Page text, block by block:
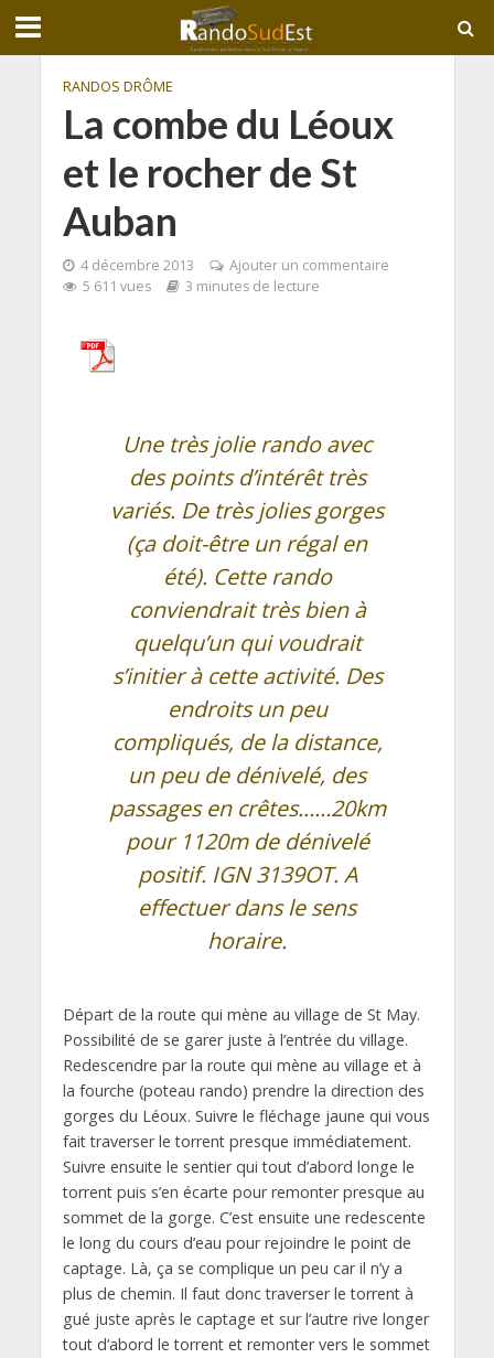
RANDOS DRÔME
La combe du Léoux
et le rocher de St
Auban
4 décembre 2013
Ajouter un commentaire
5 611 vues
3 minutes de lecture
Une très jolie rando avec
des points d’intérêt très
variés. De très jolies gorges
(ça doit-être un régal en
été). Cette rando
conviendrait très bien à
quelqu’un qui voudrait
s’initier à cette activité. Des
endroits un peu
compliqués, de la distance,
un peu de dénivelé, des
passages en crêtes……20km
pour 1120m de dénivelé
positif. IGN 3139OT. A
effectuer dans le sens
horaire.
Départ de la route qui mène au village de St May.
Possibilité de se garer juste à l’entrée du village.
Redescendre par la route qui mène au village et à
la fourche (poteau rando) prendre la direction des
gorges du Léoux. Suivre le fléchage jaune qui vous
fait traverser le torrent presque immédiatement.
Suivre ensuite le sentier qui tout d’abord longe le
torrent puis s’en écarte pour remonter presque au
sommet de la gorge. C’est ensuite une redescente
le long du cours d’eau pour rejoindre le point de
captage. Là, ça se complique un peu car il n’y a
plus de chemin. Il faut donc traverser le torrent à
gué juste après le captage et sur l’autre rive longer
tout d’abord le torrent et remonter vers le sommet